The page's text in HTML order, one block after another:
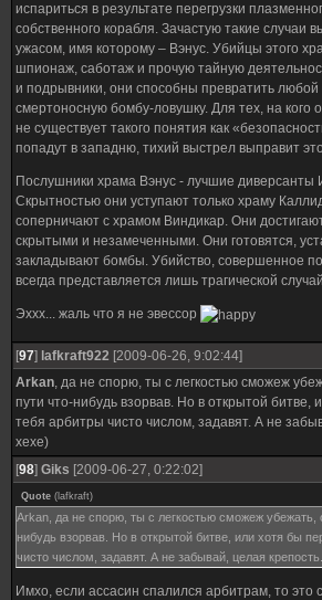
испариться в результате перегрузки
собственного корабля. Зачастую такие случаи
ужасом, имя которому – Вэнус. Убийцы этого
шпионаж, саботаж и прочую тайную
и подрывники, они способны превратить любой
смертоносную бомбу-ловушку. Для тех, на кого
не существует такого понятия как
попадут в западню, тихий выстрел выправит
Послушники храма Вэнус - лучшие диверсанты
Скрытностью они уступают только храму
соперничают с храмом Виндикар. Они
скрытыми и незамеченными. Они готовятся,
закладывают бомбы. Убийство, совершенное
всегда представляется лишь трагической
Эххх... жаль что я не эвессор
[97] lafkraft922 [2009-06-26, 9:02:44]
Arkan, да не спорю, ты с легкостью сможеж
пути что-нибудь взорвав. Но в открытой битве,
тебя арбитры чисто числом, задавят. А не
хехе)
[98] Giks [2009-06-27, 0:22:02]
Quote ( lafkraft)
Arkan, да не спорю, ты с легкостью сможеж убежать,
нибудь взорвав. Но в открытой битве, или хотя бы
чисто числом, задавят. А не забывай, целая
Имхо, если ассасин спалился арбитрам, то это